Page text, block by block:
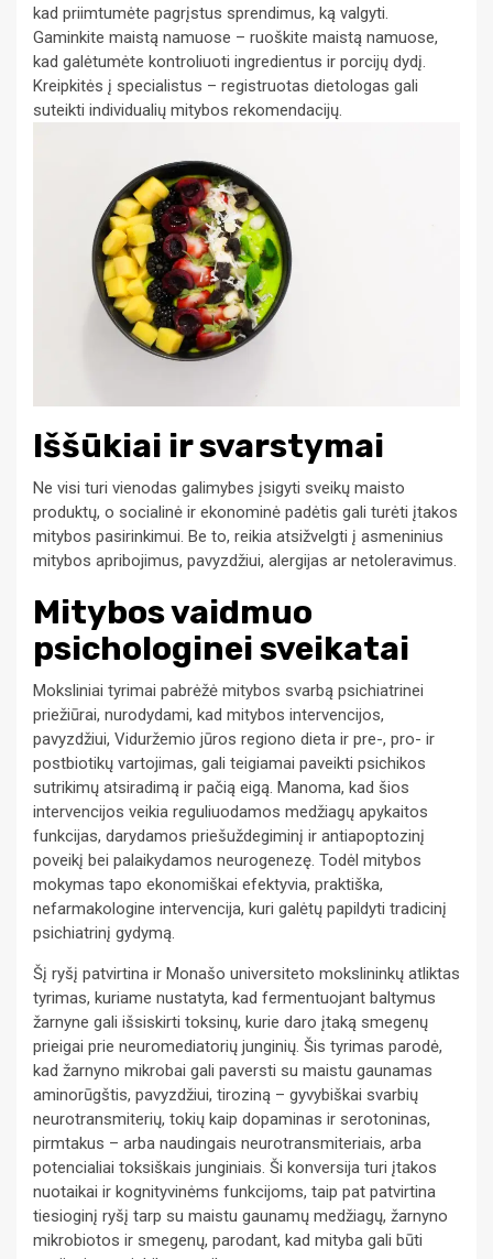
kad priimtumėte pagrįstus sprendimus, ką valgyti.
Gaminkite maistą namuose – ruoškite maistą namuose,
kad galėtumėte kontroliuoti ingredientus ir porcijų dydį.
Kreipkitės į specialistus – registruotas dietologas gali
suteikti individualių mitybos rekomendacijų.
Iššūkiai ir svarstymai
Ne visi turi vienodas galimybes įsigyti sveikų maisto
produktų, o socialinė ir ekonominė padėtis gali turėti įtakos
mitybos pasirinkimui. Be to, reikia atsižvelgti į asmeninius
mitybos apribojimus, pavyzdžiui, alergijas ar netoleravimus.
Mitybos vaidmuo
psichologinei sveikatai
Moksliniai tyrimai pabrėžė mitybos svarbą psichiatrinei
priežiūrai, nurodydami, kad mitybos intervencijos,
pavyzdžiui, Viduržemio jūros regiono dieta ir pre-, pro- ir
postbiotikų vartojimas, gali teigiamai paveikti psichikos
sutrikimų atsiradimą ir pačią eigą. Manoma, kad šios
intervencijos veikia reguliuodamos medžiagų apykaitos
funkcijas, darydamos priešuždegiminį ir antiapoptozinį
poveikį bei palaikydamos neurogenezę. Todėl mitybos
mokymas tapo ekonomiškai efektyvia, praktiška,
nefarmakologine intervencija, kuri galėtų papildyti tradicinį
psichiatrinį gydymą.
Šį ryšį patvirtina ir Monašo universiteto mokslininkų atliktas
tyrimas, kuriame nustatyta, kad fermentuojant baltymus
žarnyne gali išsiskirti toksinų, kurie daro įtaką smegenų
prieigai prie neuromediatorių junginių. Šis tyrimas parodė,
kad žarnyno mikrobai gali paversti su maistu gaunamas
aminorūgštis, pavyzdžiui, tiroziną – gyvybiškai svarbių
neurotransmiterių, tokių kaip dopaminas ir serotoninas,
pirmtakus – arba naudingais neurotransmiteriais, arba
potencialiai toksiškais junginiais. Ši konversija turi įtakos
nuotaikai ir kognityvinėms funkcijoms, taip pat patvirtina
tiesioginį ryšį tarp su maistu gaunamų medžiagų, žarnyno
mikrobiotos ir smegenų, parodant, kad mityba gali būti